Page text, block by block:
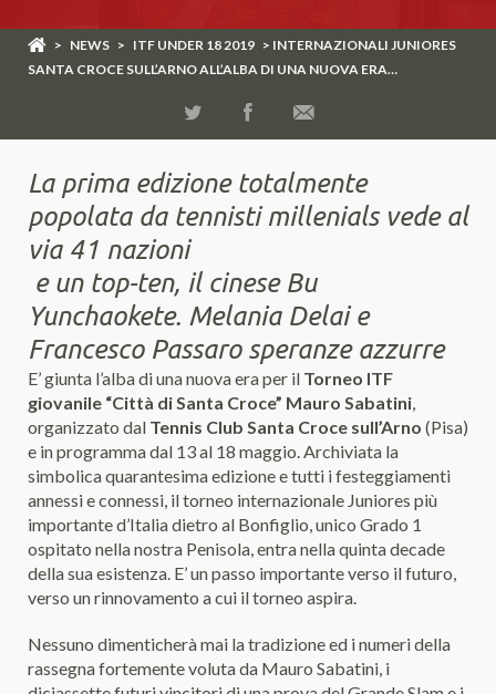
> NEWS > ITF UNDER 18 2019 > INTERNAZIONALI JUNIORES
SANTA CROCE SULL’ARNO ALL’ALBA DI UNA NUOVA ERA…
La prima edizione totalmente
popolata da tennisti millenials vede al
via 41 nazioni
e un top-ten, il cinese Bu
Yunchaokete. Melania Delai e
Francesco Passaro speranze azzurre
E’ giunta l’alba di una nuova era per il Torneo ITF
giovanile “Città di Santa Croce” Mauro Sabatini,
organizzato dal Tennis Club Santa Croce sull’Arno (Pisa)
e in programma dal 13 al 18 maggio. Archiviata la
simbolica quarantesima edizione e tutti i festeggiamenti
annessi e connessi, il torneo internazionale Juniores più
importante d’Italia dietro al Bonfiglio, unico Grado 1
ospitato nella nostra Penisola, entra nella quinta decade
della sua esistenza. E’ un passo importante verso il futuro,
verso un rinnovamento a cui il torneo aspira.
Nessuno dimenticherà mai la tradizione ed i numeri della
rassegna fortemente voluta da Mauro Sabatini, i